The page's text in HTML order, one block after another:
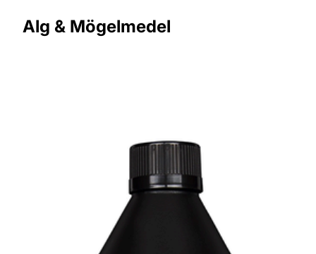
Alg & Mögelmedel